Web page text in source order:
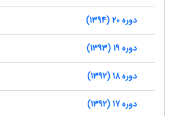
دوره 20 (1394)
دوره 19 (1393)
دوره 18 (1392)
دوره 17 (1392)